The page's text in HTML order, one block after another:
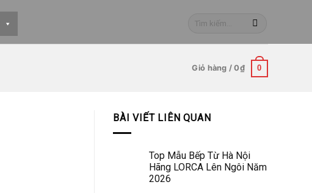
Tìm
Giỏ hàng /0₫ 0
BÀI VIẾT LIÊN QUAN
Top Mẫu Bếp Từ Hà Nội
Hãng LORCA Lên Ngôi Năm
2026